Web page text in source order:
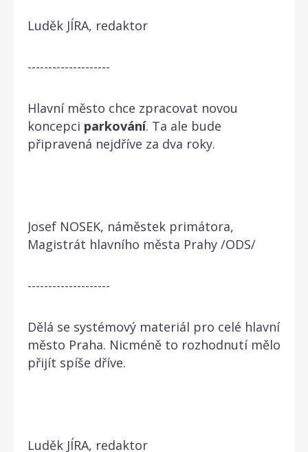
Luděk JÍRA, redaktor
--------------------
Hlavní město chce zpracovat novou
koncepci parkování. Ta ale bude
připravená nejdříve za dva roky.
Josef NOSEK, náměstek primátora,
Magistrát hlavního města Prahy /ODS/
--------------------
Dělá se systémový materiál pro celé hlavní
město Praha. Nicméně to rozhodnutí mělo
přijít spíše dříve.
Luděk JÍRA, redaktor